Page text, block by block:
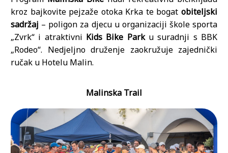
kroz bajkovite pejzaže otoka Krka te bogat obiteljski
sadržaj – poligon za djecu u organizaciji škole sporta
„Zvrk“ i atraktivni Kids Bike Parku suradnji s BBK
„Rodeo“. Nedjeljno druženje zaokružuje zajednički
ručak u Hotelu Malin.
Malinska Trail